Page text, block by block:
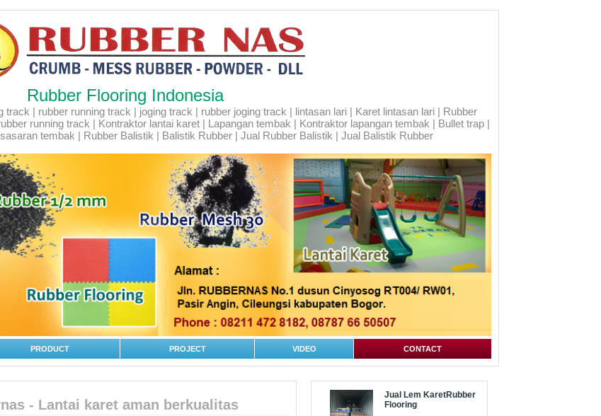
Rubber Flooring Indonesia
track | rubber running track | joging track | rubber joging track | lintasan lari | Karet lintasan lari | Rubber
running track | Kontraktor lantai karet | Lapangan tembak | Kontraktor lapangan tembak | Bullet trap |
tembak | Rubber Balistik | Balistik Rubber | Jual Rubber Balistik | Jual Balistik Rubber
PRODUCT PROJECT VIDEO CONTACT
- Lantai karet aman berkualitas
Jual Lem KaretRubber
Flooring